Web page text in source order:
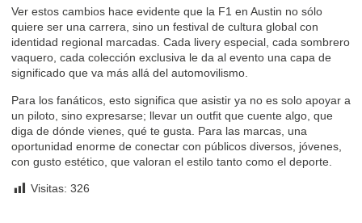
Ver estos cambios hace evidente que la F1 en Austin no sólo
quiere ser una carrera, sino un festival de cultura global con
identidad regional marcadas. Cada livery especial, cada sombrero
vaquero, cada colección exclusiva le da al evento una capa de
significado que va más allá del automovilismo.
Para los fanáticos, esto significa que asistir ya no es solo apoyar a
un piloto, sino expresarse; llevar un outfit que cuente algo, que
diga de dónde vienes, qué te gusta. Para las marcas, una
oportunidad enorme de conectar con públicos diversos, jóvenes,
con gusto estético, que valoran el estilo tanto como el deporte.
Visitas: 326